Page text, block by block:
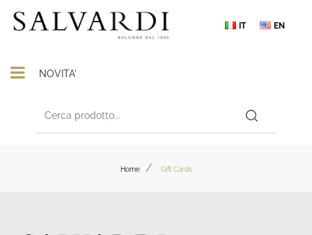
IT EN
Open menu
NOVITA'
Home Gift Cards